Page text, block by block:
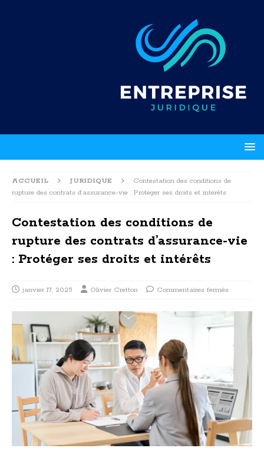
ACCUEIL JURIDIQUE
Contestation des conditions de
rupture des contrats d’assurance-vie : Protéger ses droits et intérêts
Contestation des conditions de
rupture des contrats d’assurance-vie
: Protéger ses droits et intérêts
janvier 17, 2025 Olivier Cretton Commentaires fermés